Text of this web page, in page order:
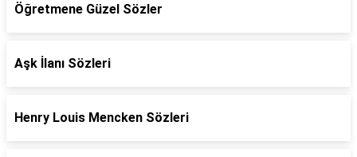
Öğretmene Güzel Sözler
Aşk İlanı Sözleri
Henry Louis Mencken Sözleri